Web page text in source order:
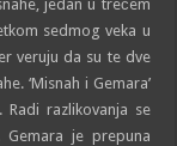
jedan u trećem
sedmog veka u
veruju da su te dve
‘Misnah i Gemara’
Radi razlikovanja se
Gemara je prepuna